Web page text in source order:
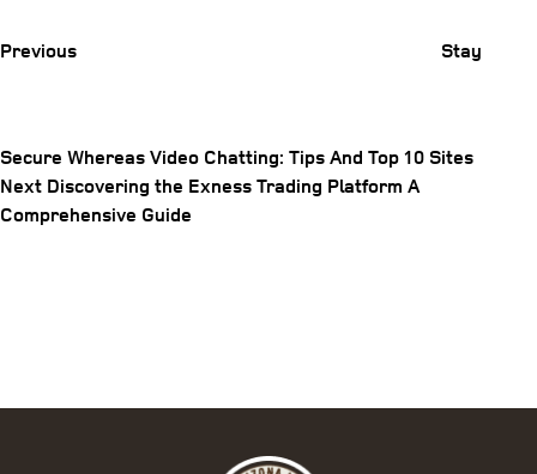
Post
navigation
Previous
Stay
Secure Whereas Video Chatting: Tips And Top 10 Sites
Next
Post
Next Discovering the Exness Trading Platform A
Comprehensive Guide